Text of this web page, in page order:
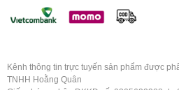
Kênh thông tin trực tuyến sản phẩm được
TNHH Hoằng Quân